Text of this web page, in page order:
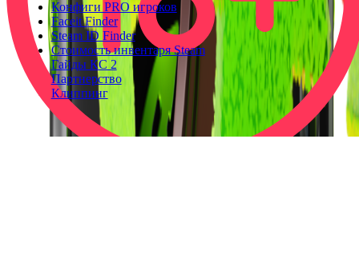
Конфиги PRO игроков
Faceit Finder
Steam ID Finder
Стоимость инвентаря Steam
Гайды КС 2
Партнерство
Клиппинг